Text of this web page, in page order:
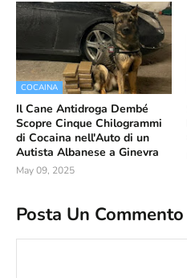
COCAINA
Il Cane Antidroga Dembé
Scopre Cinque Chilogrammi
di Cocaina nell'Auto di un
Autista Albanese a Ginevra
May 09, 2025
Posta Un Commento